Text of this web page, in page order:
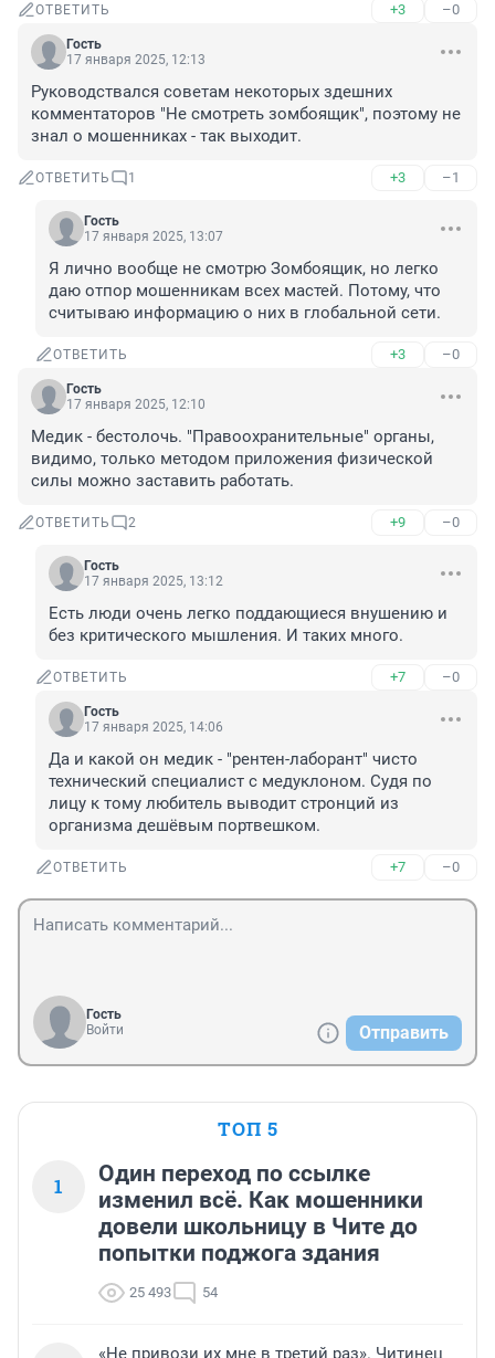
ОТВЕТИТЬ +3 –0
Гость
17 января 2025, 12:13
Руководствался советам некоторых здешних
комментаторов "Не смотреть зомбоящик", поэтому не
знал о мошенниках - так выходит.
ОТВЕТИТЬ 1 +3 –1
Гость
17 января 2025, 13:07
Я лично вообще не смотрю Зомбоящик, но легко
даю отпор мошенникам всех мастей. Потому, что
считываю информацию о них в глобальной сети.
ОТВЕТИТЬ +3 –0
Гость
17 января 2025, 12:10
Медик - бестолочь. "Правоохранительные" органы,
видимо, только методом приложения физической
силы можно заставить работать.
ОТВЕТИТЬ 2 +9 –0
Гость
17 января 2025, 13:12
Есть люди очень легко поддающиеся внушению и
без критического мышления. И таких много.
ОТВЕТИТЬ +7 –0
Гость
17 января 2025, 14:06
Да и какой он медик - "рентен-лаборант" чисто
технический специалист с медуклоном. Судя по
лицу к тому любитель выводит стронций из
организма дешёвым портвешком.
ОТВЕТИТЬ +7 –0
Гость
Войти
Отправить
ТОП 5
1
Один переход по ссылке
изменил всё. Как мошенники
довели школьницу в Чите до
попытки поджога здания
25 493 54
«Не привози их мне в третий раз». Читинец